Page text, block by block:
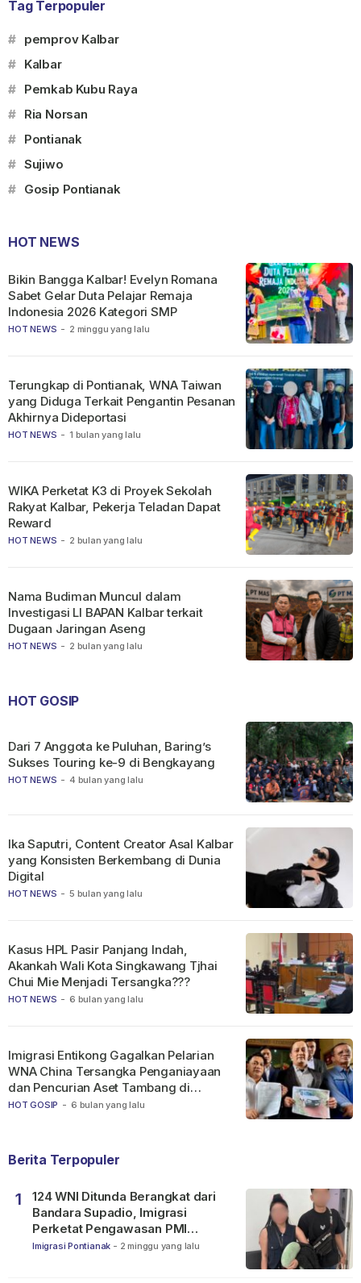
Tag Terpopuler
# pemprov Kalbar
# Kalbar
# Pemkab Kubu Raya
# Ria Norsan
# Pontianak
# Sujiwo
# Gosip Pontianak
HOT NEWS
HOT NEWS - 2 minggu yang lalu
Bikin Bangga Kalbar! Evelyn Romana
Sabet Gelar Duta Pelajar Remaja
Indonesia 2026 Kategori SMP
HOT NEWS - 1 bulan yang lalu
Terungkap di Pontianak, WNA Taiwan
yang Diduga Terkait Pengantin Pesanan
Akhirnya Dideportasi
HOT NEWS - 2 bulan yang lalu
WIKA Perketat K3 di Proyek Sekolah
Rakyat Kalbar, Pekerja Teladan Dapat
Reward
HOT NEWS - 2 bulan yang lalu
Nama Budiman Muncul dalam
Investigasi LI BAPAN Kalbar terkait
Dugaan Jaringan Aseng
HOT GOSIP
HOT NEWS - 4 bulan yang lalu
Dari 7 Anggota ke Puluhan, Baring’s
Sukses Touring ke-9 di Bengkayang
HOT NEWS - 5 bulan yang lalu
Ika Saputri, Content Creator Asal Kalbar
yang Konsisten Berkembang di Dunia
Digital
HOT NEWS - 6 bulan yang lalu
Kasus HPL Pasir Panjang Indah,
Akankah Wali Kota Singkawang Tjhai
Chui Mie Menjadi Tersangka???
HOT GOSIP - 6 bulan yang lalu
Imigrasi Entikong Gagalkan Pelarian
WNA China Tersangka Penganiayaan
dan Pencurian Aset Tambang di
Ketapang
Berita Terpopuler
1
124 WNI Ditunda Berangkat dari
Bandara Supadio, Imigrasi
Perketat Pengawasan PMI
Nonprosedural
Imigrasi Pontianak - 2 minggu yang lalu